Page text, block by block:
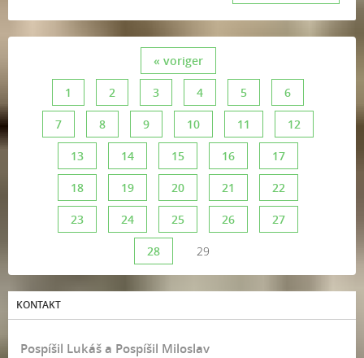
« voriger
1 2 3 4 5 6
7 8 9 10 11 12
13 14 15 16 17
18 19 20 21 22
23 24 25 26 27
28 29
KONTAKT
Pospíšil Lukáš a Pospíšil Miloslav